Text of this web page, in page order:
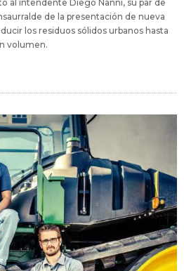
al intendente Diego Nanni, su par de
de la presentación de nueva
los residuos sólidos urbanos hasta
volumen.